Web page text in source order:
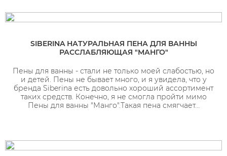
SIBERINA НАТУРАЛЬНАЯ ПЕНА ДЛЯ ВАННЫ
РАССЛАБЛЯЮЩАЯ "МАНГО"
Пены для ванны - стали не только моей слабостью, но
и детей. Пены не бывает много, и я увидела, что у
бренда Siberina есть довольно хороший ассортимент
таких средств. Конечно, я не смогла пройти мимо
Пены для ванны "Манго".Такая пена смягчает...